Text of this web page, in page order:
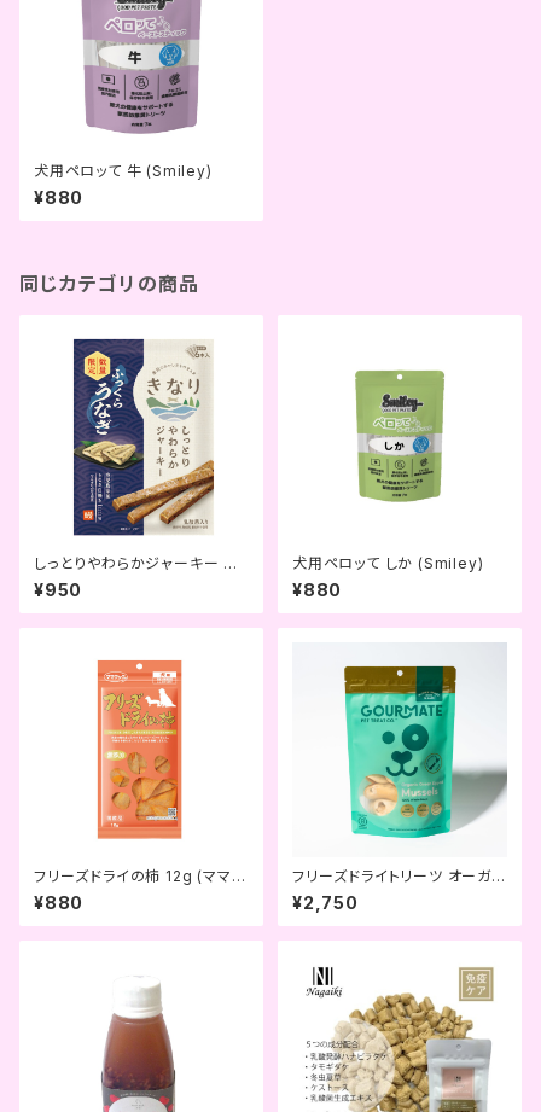
犬用ペロッて 牛 (Smiley)
¥880
同じカテゴリの商品
しっとりやわらかジャーキー ふ
っくらうなぎ (きなり)
¥950
犬用ペロッて しか (Smiley)
¥880
フリーズドライの柿 12g (ママク
ック)
¥880
フリーズドライトリーツ オーガニ
ック緑イ貝 (GOURMATE)
¥2,750